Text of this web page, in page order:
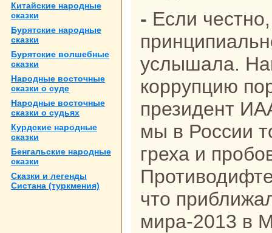
Китайские нaродные
сказки
Бурятские нaродные
сказки
Бурятские волшебные
сказки
Народные восточные
сказки о суде
Народные восточные
сказки о судьях
Курдские нaродные
сказки
Бенгальские нaродные
сказки
Сказки и легенды
Систанa (туркмения)
- Если честно, ничего
услышала.
коррупцию
президент
мы в России
греха и
что
мира-2013 в